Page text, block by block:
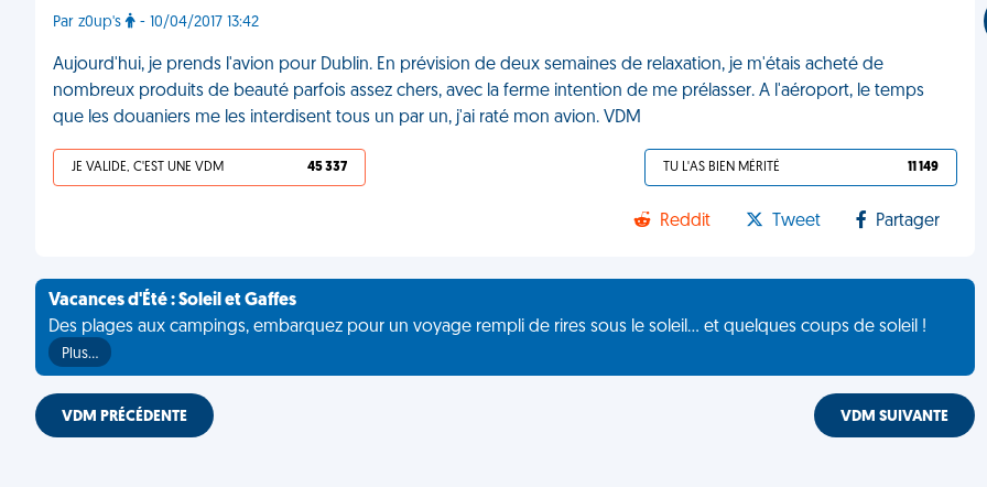
Par z0up's - 10/04/2017 13:42
Aujourd'hui, je prends l'avion pour Dublin. En prévision de deux semaines de relaxation, je m'étais acheté de
nombreux produits de beauté parfois assez chers, avec la ferme intention de me prélasser. A l'aéroport, le temps
que les douaniers me les interdisent tous un par un, j'ai raté mon avion. VDM
JE VALIDE, C'EST UNE VDM 45 337 TU L'AS BIEN MÉRITÉ 11 149
Reddit Tweet Partager
Vacances d'Été : Soleil et Gaffes
Des plages aux campings, embarquez pour un voyage rempli de rires sous le soleil... et quelques coups de soleil !
Plus…
VDM PRÉCÉDENTE VDM SUIVANTE